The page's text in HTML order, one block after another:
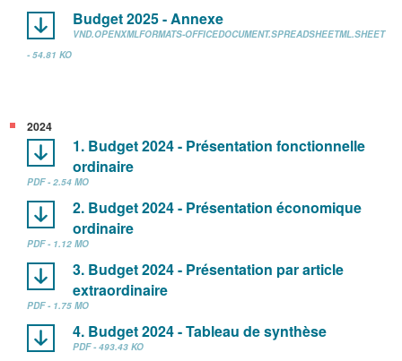
Budget 2025 - Annexe
VND.OPENXMLFORMATS-OFFICEDOCUMENT.SPREADSHEETML.SHEET
- 54.81 KO
2024
1. Budget 2024 - Présentation fonctionnelle
ordinaire
PDF - 2.54 MO
2. Budget 2024 - Présentation économique
ordinaire
PDF - 1.12 MO
3. Budget 2024 - Présentation par article
extraordinaire
PDF - 1.75 MO
4. Budget 2024 - Tableau de synthèse
PDF - 493.43 KO